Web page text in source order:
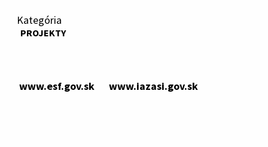
Kategória
PROJEKTY
www.esf.gov.sk www.iazasi.gov.sk